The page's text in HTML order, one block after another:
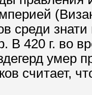
среди
В 420 г. во
умер
считает,